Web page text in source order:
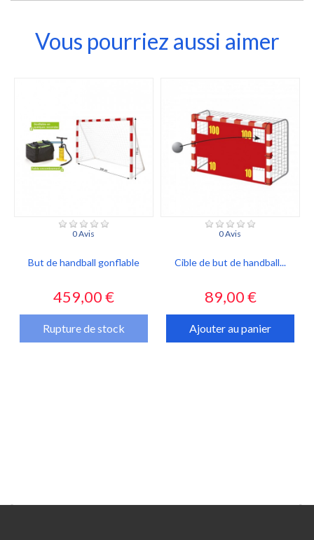
Vous pourriez aussi aimer
0 Avis
But de handball gonflable
Prix
459,00 €
Rupture de stock
0 Avis
Cible de but de handball...
Prix
89,00 €
Ajouter au panier
 